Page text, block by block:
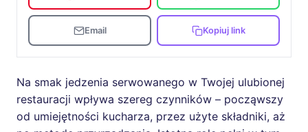
Email Kopiuj link
Na smak jedzenia serwowanego w Twojej ulubionej
restauracji wpływa szereg czynników – począwszy
od umiejętności kucharza, przez użyte składniki, aż